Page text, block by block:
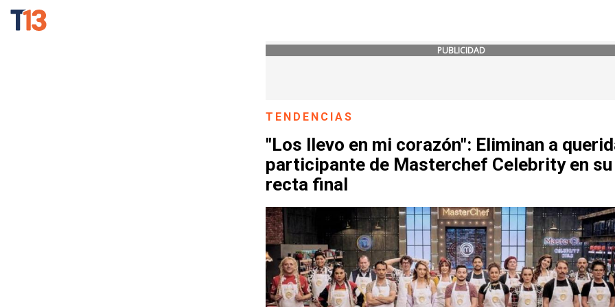
PUBLICIDAD
TENDENCIAS
"Los llevo en mi corazón": Eliminan a
participante de Masterchef Celebrity en su
recta final